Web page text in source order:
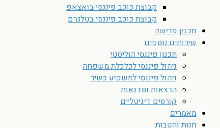
קבוצת כוכב פיננסי בואצאפ
קבוצת כוכב פיננסי בטלגרם
תכנון פרישה
שירותים נוספים
תכנון פיננסי הוליסטי
ניהול פיננסי לכלכלת משפחה
ניהול פיננסי למשקיע כשיר
הרצאות וסדנאות
קורסים דיגיטליים
מאמרים
חנות והטבות